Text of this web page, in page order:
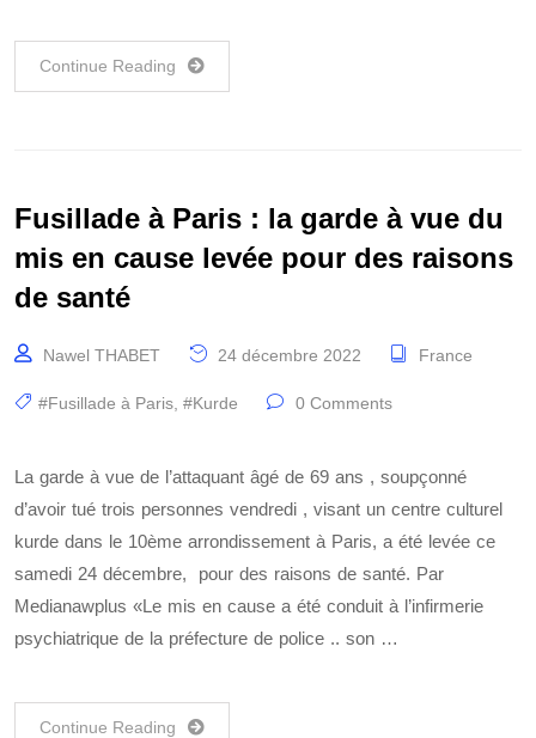
Continue Reading
Fusillade à Paris : la garde à vue du
mis en cause levée pour des raisons
de santé
Nawel THABET 24 décembre 2022 France
#Fusillade à Paris #Kurde 0 Comments
La garde à vue de l’attaquant âgé de 69 ans , soupçonné
d’avoir tué trois personnes vendredi , visant un centre culturel
kurde dans le 10ème arrondissement à Paris, a été levée ce
samedi 24 décembre, pour des raisons de santé. Par
Medianawplus «Le mis en cause a été conduit à l’infirmerie
psychiatrique de la préfecture de police .. son …
Continue Reading